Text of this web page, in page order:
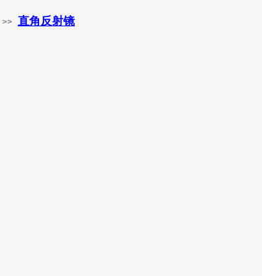
>> 直角反射镜